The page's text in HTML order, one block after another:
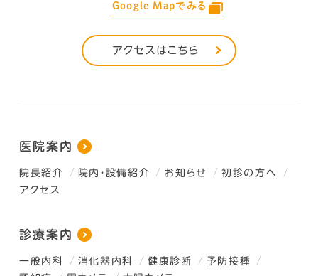
Google Mapでみる
アクセスはこちら
医院案内
院長紹介 院内・設備紹介 お知らせ
初診の方へ
アクセス
診療案内
一般内科 消化器内科 健康診断
予防接種